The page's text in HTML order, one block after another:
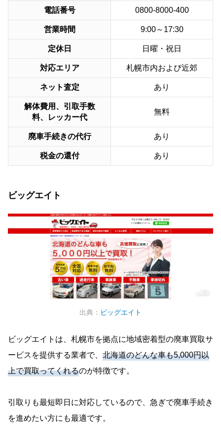
電話番号 0800-8000-400
営業時間 9:00～17:30
定休日 日曜・祝日
対応エリア 札幌市内および近郊
ネット査定 あり
解体費用、引取手数
料、レッカー代
無料
廃車手続きの代行 あり
税金の還付 あり
ビッグエイト
出典： ビッグエイト
ビッグエイトは、札幌市を拠点に地域密着型の廃車買取サ
ービスを提供する業者で、 北海道のどんな車も5,000円以
上で買取ってくれるのが特徴です。
引取りも最短即日に対応しているので、急ぎで廃車手続き
を進めたい方にも最適です。